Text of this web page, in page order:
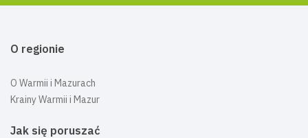
O regionie
O Warmii i Mazurach
Krainy Warmii i Mazur
Jak się poruszać